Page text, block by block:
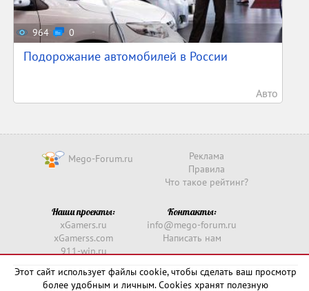
964 0
Подорожание автомобилей в России
Авто
Mego-Forum.ru
Реклама
Правила
Что такое рейтинг?
Наши проекты:
xGamers.ru
xGamerss.com
911-win.ru
Контакты:
info@mego-forum.ru
Написать нам
Этот сайт использует файлы cookie, чтобы сделать ваш просмотр
более удобным и личным. Cookies хранят полезную